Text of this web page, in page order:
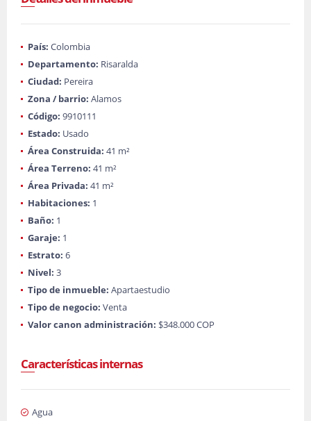
País: Colombia
Departamento: Risaralda
Ciudad: Pereira
Zona / barrio: Alamos
Código: 9910111
Estado: Usado
Área Construida: 41 m²
Área Terreno: 41 m²
Área Privada: 41 m²
Habitaciones: 1
Baño: 1
Garaje: 1
Estrato: 6
Nivel: 3
Tipo de inmueble: Apartaestudio
Tipo de negocio: Venta
Valor canon administración: $348.000 COP
Características internas
Agua